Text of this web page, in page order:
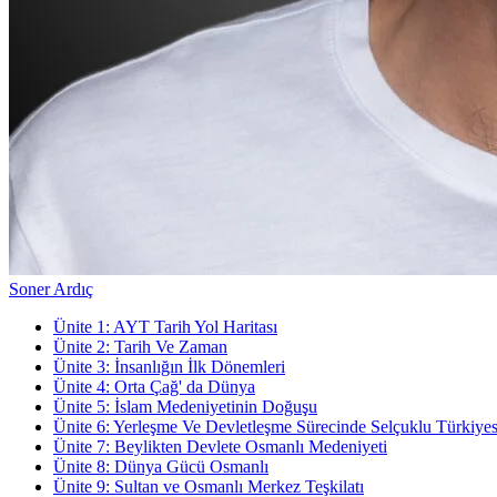
Soner Ardıç
Ünite 1 : AYT Tarih Yol Haritası
Ünite 2: Tarih Ve Zaman
Ünite 3: İnsanlığın İlk Dönemleri
Ünite 4: Orta Çağ' da Dünya
Ünite 5: İslam Medeniyetinin Doğuşu
Ünite 6: Yerleşme Ve Devletleşme Sürecinde Selçuklu
Ünite 7: Beylikten Devlete Osmanlı Medeniyeti
Ünite 8: Dünya Gücü Osmanlı
Ünite 9: Sultan ve Osmanlı Merkez Teşkilatı